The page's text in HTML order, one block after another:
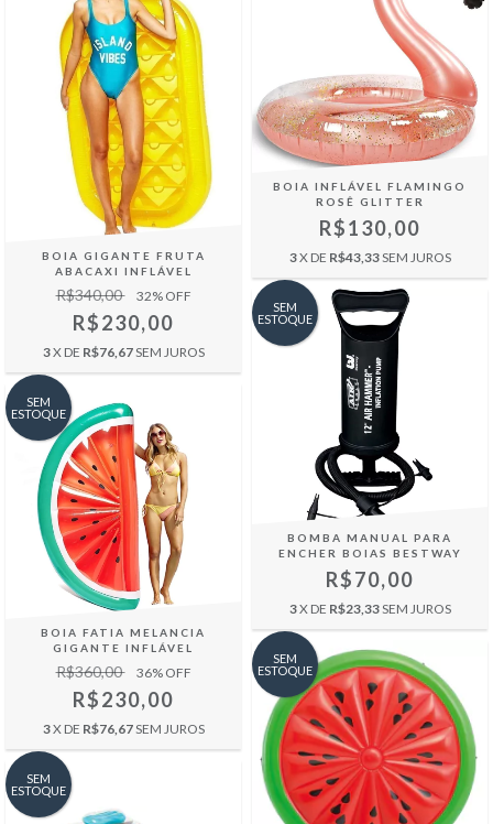
BOIA GIGANTE FRUTA
ABACAXI INFLÁVEL
R$340,00 32% OFF
R$230,00
3X DE R$76,67SEM JUROS
BOIA INFLÁVEL FLAMINGO
ROSÊ GLITTER
R$130,00
3X DE R$43,33SEM JUROS
SEM
ESTOQUE
BOIA FATIA MELANCIA
GIGANTE INFLÁVEL
R$360,00 36% OFF
R$230,00
3X DE R$76,67SEM JUROS
SEM
ESTOQUE
BOMBA MANUAL PARA
ENCHER BOIAS BESTWAY
R$70,00
3X DE R$23,33SEM JUROS
SEM
ESTOQUE
SEM
ESTOQUE